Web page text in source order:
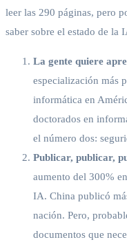
leer las 290 páginas, pero
saber sobre el estado de la
La gente quiere
especialización más
informática en
doctorados en
el número dos:
Publicar, publicar,
aumento del 300%
IA. China publicó
nación. Pero,
documentos que